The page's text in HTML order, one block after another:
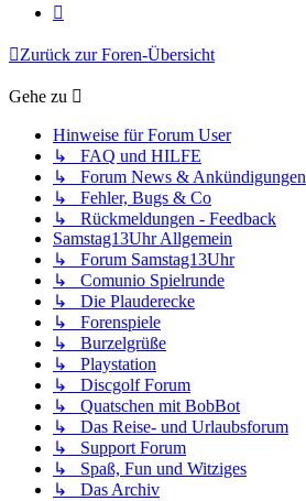
Zurück zur Foren-Übersicht
Gehe zu
Hinweise für Forum User
↳ FAQ und HILFE
↳ Forum News & Ankündigungen
↳ Fehler, Bugs & Co
↳ Rückmeldungen - Feedback
Samstag13Uhr Allgemein
↳ Forum Samstag13Uhr
↳ Comunio Spielrunde
↳ Die Plauderecke
↳ Forenspiele
↳ Burzelgrüße
↳ Playstation
↳ Discgolf Forum
↳ Quatschen mit BobBot
↳ Das Reise- und Urlaubsforum
↳ Support Forum
↳ Spaß, Fun und Witziges
↳ Das Archiv